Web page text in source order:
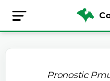
Pronostic